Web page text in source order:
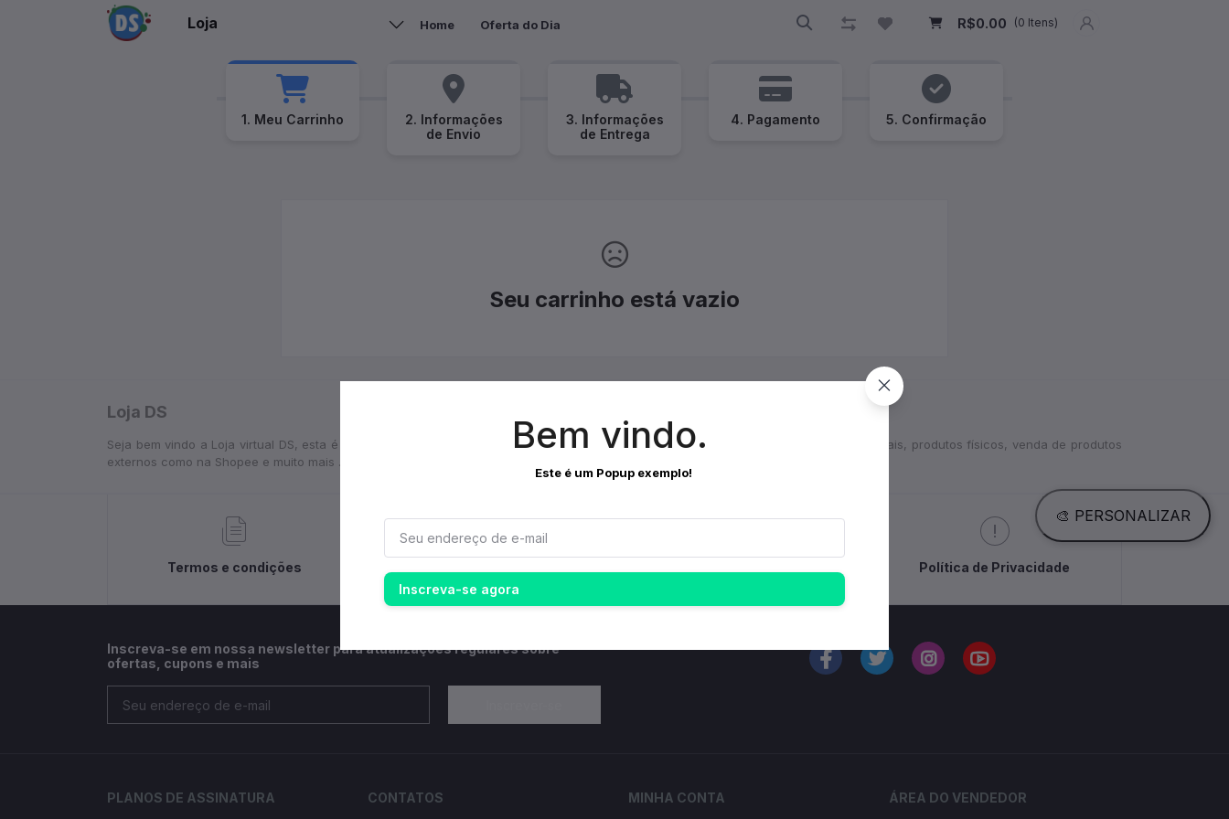
🎨 PERSONALIZAR
Loja Home Oferta do Dia R$0.00 (0 Itens)
1. Meu Carrinho
2. Informações
de Envio
3. Informações
de Entrega
4. Pagamento 5. Confirmação
Seu carrinho está vazio
Loja DS
Seja bem vindo a Loja virtual DS, esta é uma plataforma completa para venda de produtos online, classificados, Leilão, produtos digitais, produtos físicos, venda de produtos
externos como na Shopee e muito mais ...
Termos e condições Política de Devolução Política de Privacidade
Inscreva-se em nossa newsletter para atualizações regulares sobre
ofertas, cupons e mais
PLANOS DE ASSINATURA CONTATOS MINHA CONTA ÁREA DO VENDEDOR
Bem vindo.
Este é um Popup exemplo!
Inscreva-se agora